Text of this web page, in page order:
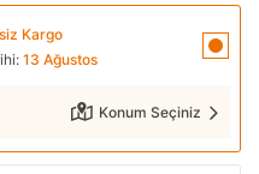
Kargo
13 Ağustos
Konum Seçiniz